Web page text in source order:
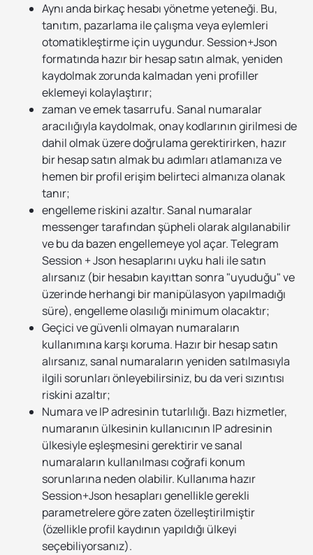
Aynı anda birkaç hesabı yönetme yeteneği. Bu,
tanıtım, pazarlama ile çalışma veya eylemleri
otomatikleştirme için uygundur. Session+Json
formatında hazır bir hesap satın almak, yeniden
kaydolmak zorunda kalmadan yeni profiller
eklemeyi kolaylaştırır;
zaman ve emek tasarrufu. Sanal numaralar
aracılığıyla kaydolmak, onay kodlarının girilmesi de
dahil olmak üzere doğrulama gerektirirken, hazır
bir hesap satın almak bu adımları atlamanıza ve
hemen bir profil erişim belirteci almanıza olanak
tanır;
engelleme riskini azaltır. Sanal numaralar
messenger tarafından şüpheli olarak algılanabilir
ve bu da bazen engellemeye yol açar. Telegram
Session + Json hesaplarını uyku hali ile satın
alırsanız (bir hesabın kayıttan sonra "uyuduğu" ve
üzerinde herhangi bir manipülasyon yapılmadığı
süre), engelleme olasılığı minimum olacaktır;
Geçici ve güvenli olmayan numaraların
kullanımına karşı koruma. Hazır bir hesap satın
alırsanız, sanal numaraların yeniden satılmasıyla
ilgili sorunları önleyebilirsiniz, bu da veri sızıntısı
riskini azaltır;
Numara ve IP adresinin tutarlılığı. Bazı hizmetler,
numaranın ülkesinin kullanıcının IP adresinin
ülkesiyle eşleşmesini gerektirir ve sanal
numaraların kullanılması coğrafi konum
sorunlarına neden olabilir. Kullanıma hazır
Session+Json hesapları genellikle gerekli
parametrelere göre zaten özelleştirilmiştir
(özellikle profil kaydının yapıldığı ülkeyi
seçebiliyorsanız).